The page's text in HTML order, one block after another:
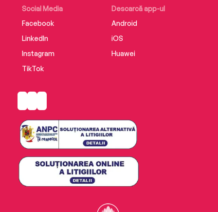
Social Media
Facebook
LinkedIn
Instagram
TikTok
Descarcă app-ul
Android
iOS
Huawei